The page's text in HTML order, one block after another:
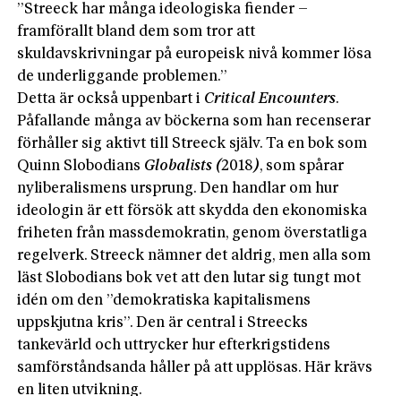
”Streeck har många ideologiska fiender –
framförallt bland dem som tror att
skuldavskrivningar på europeisk nivå kommer lösa
de underliggande problemen.”
Detta är också uppenbart i Critical Encounters.
Påfallande många av böckerna som han recenserar
förhåller sig aktivt till Streeck själv. Ta en bok som
Quinn Slobodians Globalists (2018), som spårar
nyliberalismens ursprung. Den handlar om hur
ideologin är ett försök att skydda den ekonomiska
friheten från massdemokratin, genom överstatliga
regelverk. Streeck nämner det aldrig, men alla som
läst Slobodians bok vet att den lutar sig tungt mot
idén om den ”demokratiska kapitalismens
uppskjutna kris”. Den är central i Streecks
tankevärld och uttrycker hur efterkrigstidens
samförståndsanda håller på att upplösas. Här krävs
en liten utvikning.